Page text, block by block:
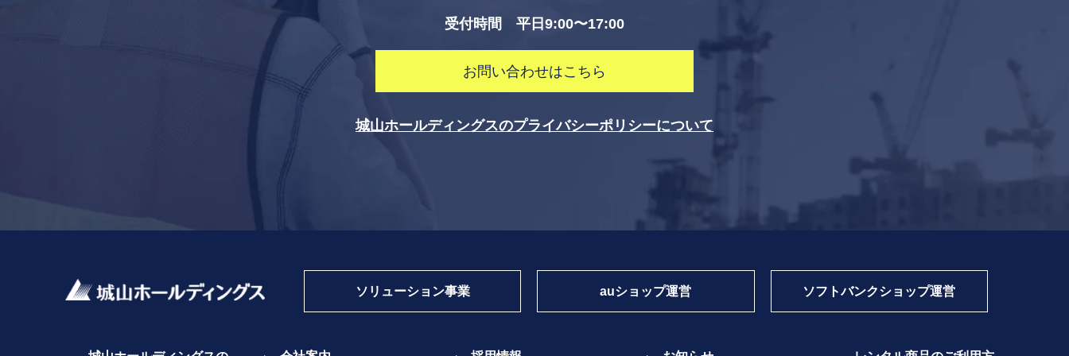
受付時間 平日9:00〜17:00
お問い合わせはこちら
城山ホールディングスのプライバシーポリシーについて
ソリューション事業 auショップ運営 ソフトバンクショップ運営